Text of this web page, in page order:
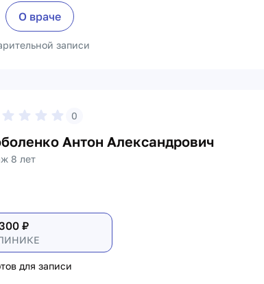
О враче
записи
0
Антон Александрович
8 лет
₽
для записи